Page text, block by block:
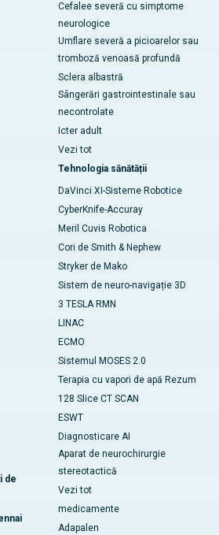
de
Cefalee severă cu simptome
neurologice
Umflare severă a picioarelor sau
tromboză venoasă profundă
Sclera albastră
Sângerări gastrointestinale sau
necontrolate
Icter adult
Vezi tot
Tehnologia sănătății
DaVinci XI-Sisteme Robotice
CyberKnife-Accuray
Meril Cuvis Robotica
Cori de Smith & Nephew
Stryker de Mako
Sistem de neuro-navigație 3D
3 TESLA RMN
LINAC
ECMO
Sistemul MOSES 2.0
Terapia cu vapori de apă Rezum
128 Slice CT SCAN
ESWT
Diagnosticare AI
Aparat de neurochirurgie
stereotactică
Vezi tot
medicamente
Adapalen